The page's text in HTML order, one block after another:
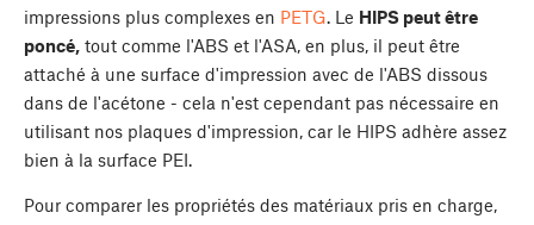
impressions plus complexes en PETG. Le HIPS peut être
poncé, tout comme l'ABS et l'ASA, en plus, il peut être
attaché à une surface d'impression avec de l'ABS dissous
dans de l'acétone - cela n'est cependant pas nécessaire en
utilisant nos plaques d'impression, car le HIPS adhère assez
bien à la surface PEI.
Pour comparer les propriétés des matériaux pris en charge,